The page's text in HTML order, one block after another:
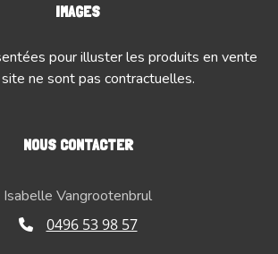
IMAGES
pour illuster les produits en vente
ne sont pas contractuelles.
NOUS CONTACTER
Isabelle Vangrootenbrul
0496 53 98 57